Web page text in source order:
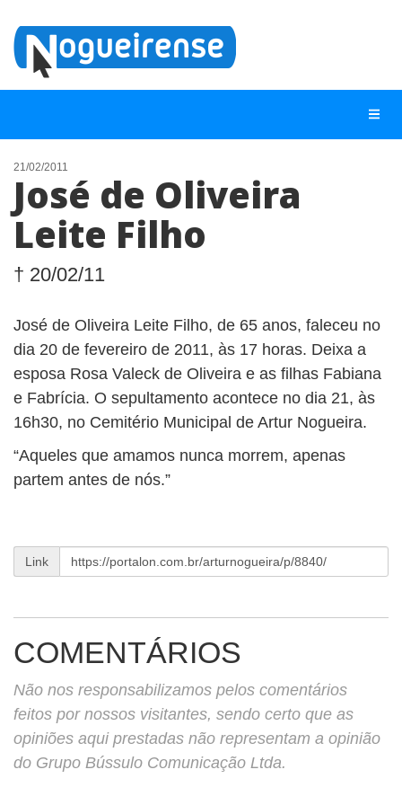
NOTÍCIAS
LISTA DIGITAL
CONTATO
ANUNCIE
BUSCAR
21/02/2011
José de Oliveira
Leite Filho
† 20/02/11
José de Oliveira Leite Filho, de 65 anos, faleceu no
dia 20 de fevereiro de 2011, às 17 horas. Deixa a
esposa Rosa Valeck de Oliveira e as filhas Fabiana
e Fabrícia. O sepultamento acontece no dia 21, às
16h30, no Cemitério Municipal de Artur Nogueira.
“Aqueles que amamos nunca morrem, apenas
partem antes de nós.”
Link
COMENTÁRIOS
Não nos responsabilizamos pelos comentários
feitos por nossos visitantes, sendo certo que as
opiniões aqui prestadas não representam a opinião
do Grupo Bússulo Comunicação Ltda.